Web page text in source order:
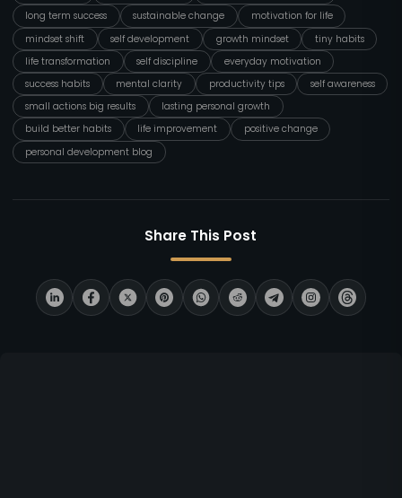
long term success
sustainable change
motivation for life
mindset shift
self development growth mindset
tiny habits
life transformation
self discipline
everyday motivation
success habits
mental clarity productivity tips
self awareness
small actions big results
lasting personal growth
build better habits
life improvement
positive change
personal development blog
Share This Post